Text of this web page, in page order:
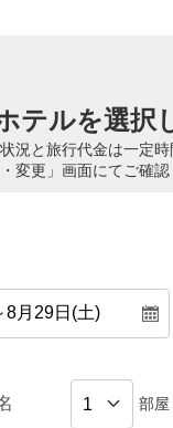
テルを選択
況と旅行代金は一定
変更」画面にてご確認
部屋